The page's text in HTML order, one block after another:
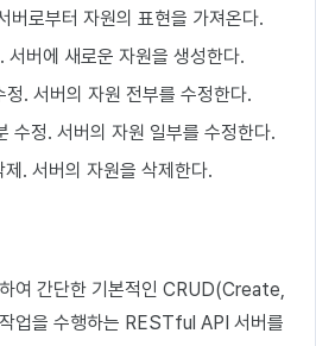
버로부터 자원의 표현을 가져온다.
버에 새로운 자원을 생성한다.
. 서버의 자원 전부를 수정한다.
수정. 서버의 자원 일부를 수정한다.
. 서버의 자원을 삭제한다.
여 간단한 기본적인 CRUD(Create,
을 수행하는 RESTful API 서버를